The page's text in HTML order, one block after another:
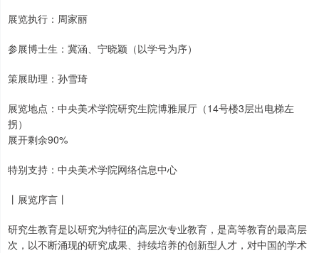
展览执行：周家丽
参展博士生：冀涵、宁晓颖（以学号为序）
策展助理：孙雪琦
展览地点：中央美术学院研究生院博雅展厅（14号楼3层出电梯左
拐）
展开剩余90%
特别支持：中央美术学院网络信息中心
丨展览序言丨
研究生教育是以研究为特征的高层次专业教育，是高等教育的最高层
次，以不断涌现的研究成果、持续培养的创新型人才，对中国的学术